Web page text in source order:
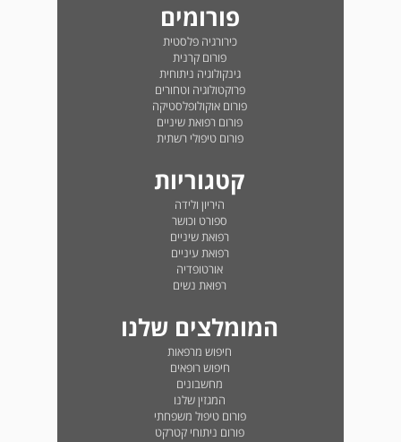
פורומים
כירורגיה פלסטית
פורום קרנית
גינקולוגיה ניתוחית
פרוקטולוגיה וטחורים
פורום אוקולופלסטיקה
פורום רפואת שיניים
פורום טיפולי רשתית
קטגוריות
היריון ולידה
ספורט וכושר
רפואת שיניים
רפואת עיניים
אורטופדיה
רפואת נשים
המומלצים שלנו
חיפוש מרפאות
חיפוש רופאים
מחשבונים
המגזין שלנו
פורום טיפול משפחתי
פורום ניתוחי קטרקט